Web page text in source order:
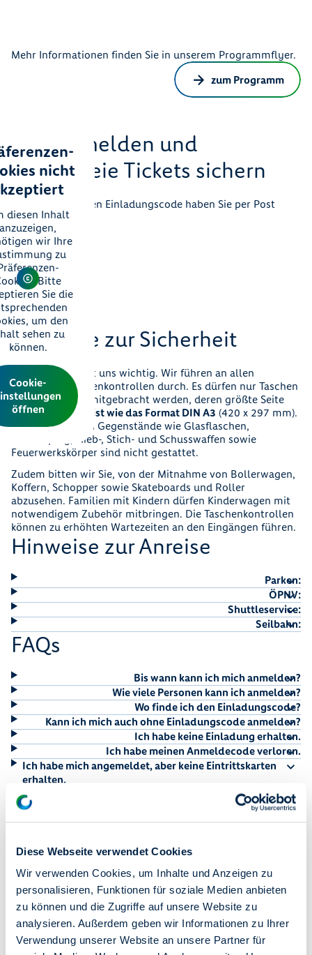
Diese Webseite verwendet Cookies
Wir verwenden Cookies, um Inhalte und Anzeigen zu
personalisieren, Funktionen für soziale Medien anbieten
zu können und die Zugriffe auf unsere Website zu
analysieren. Außerdem geben wir Informationen zu Ihrer
Verwendung unserer Website an unsere Partner für
Mehr Informationen finden Sie in unserem Programmflyer.
zum Programm
Hier anmelden und
kostenfreie Tickets sichern
Ihren persönlichen Einladungscode haben Sie per Post
erhalten.
nicht
diesen Inhalt
anzuzeigen,
wir Ihre
zu
Bitte
Sie die
um den
sehen zu
können.
Cookie-
öffnen
Hinweise zur Sicherheit
Ihre Sicherheit ist uns wichtig. Wir führen an allen
Eingängen Taschenkontrollen durch. Es dürfen nur Taschen
oder Rucksäcke mitgebracht werden, deren größte Seite
maximal so groß ist wie das Format DIN A3 (420 x 297 mm).
Alle gefährlichen Gegenstände wie Glasflaschen,
Pfefferspray, Hieb-, Stich- und Schusswaffen sowie
Feuerwerkskörper sind nicht gestattet.
Zudem bitten wir Sie, von der Mitnahme von Bollerwagen,
Koffern, Schopper sowie Skateboards und Roller
abzusehen. Familien mit Kindern dürfen Kinderwagen mit
notwendigem Zubehör mitbringen. Die Taschenkontrollen
können zu erhöhten Wartezeiten an den Eingängen führen.
Hinweise zur Anreise
Parken:
ÖPNV:
Shuttleservice:
Seilbahn:
FAQs
Bis wann kann ich mich anmelden?
Wie viele Personen kann ich anmelden?
Wo finde ich den Einladungscode?
Kann ich mich auch ohne Einladungscode anmelden?
Ich habe keine Einladung erhalten.
Ich habe meinen Anmeldecode verloren.
Ich habe mich angemeldet, aber keine Eintrittskarten
erhalten.
Wir sind mehr als 4 Personen im Haushalt.
Muss ich die Eintrittskarten ausdrucken?
Muss ich mich für den degewo-Shuttleservice anmelden?
Kann ich eine Karte nachbestellen?
Wie kann ich Karten bestellen, wenn ich keine eigene E-
Darf ich den Einladungscode an andere weitergeben?
Ist eine Eintrittskarte übertragbar?
Ab welchem Alter benötigt ein Kind eine Eintrittskarte?
Ich habe meinen Einladungscode eingegeben und sehe